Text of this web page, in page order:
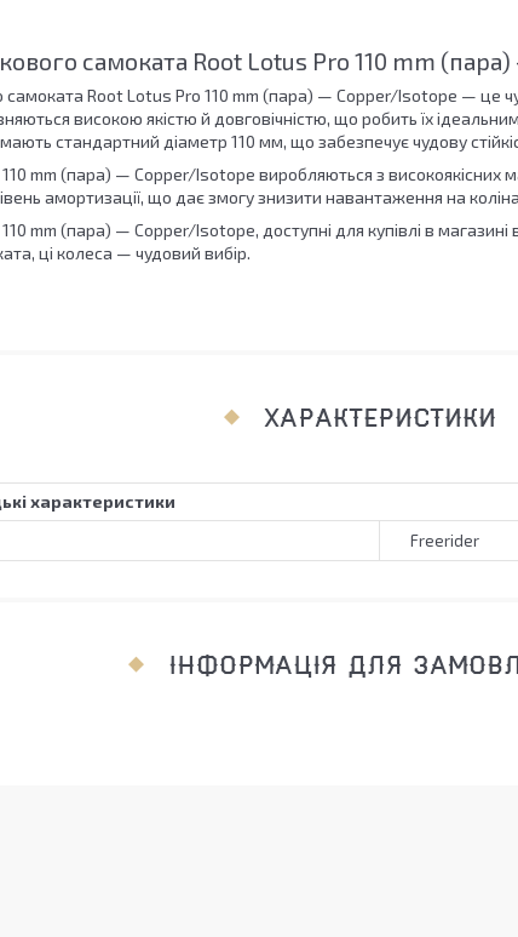
самоката Root Lotus Pro 110 mm
Root Lotus Pro 110 mm (пара) — Copper/Isotope — це
високою якістю й довговічністю, що робить їх
стандартний діаметр 110 мм, що забезпечує чудову
mm (пара) — Copper/Isotope виробляються з високоякісних
амортизації, що дає змогу знизити навантаження на
mm (пара) — Copper/Isotope, доступні для купівлі в магазині
ці колеса — чудовий вибір.
ХАРАКТЕРИСТИКИ
характеристики
Freerider
ІНФОРМАЦІЯ ДЛЯ